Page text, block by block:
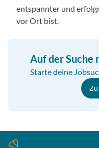
entspannter und
vor Ort bist.
Auf der Suche
Starte deine
Zu